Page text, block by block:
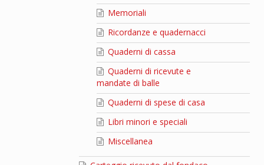
Memoriali
Ricordanze e quadernacci
Quaderni di cassa
Quaderni di ricevute e
mandate di balle
Quaderni di spese di casa
Libri minori e speciali
Miscellanea